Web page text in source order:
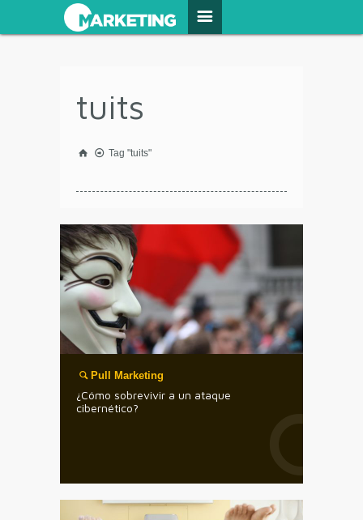
tuits
Tag "tuits"
Pull Marketing
¿Cómo sobrevivir a un ataque
cibernético?